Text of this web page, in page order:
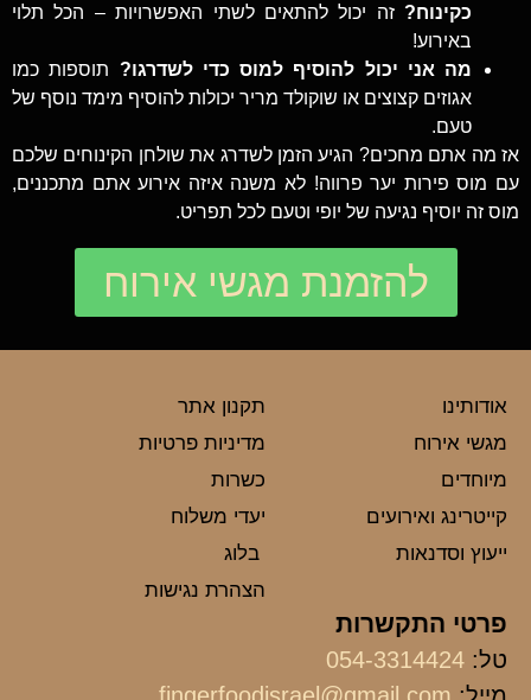
כקינוח? זה יכול להתאים לשתי האפשרויות – הכל תלוי
באירוע!
מה אני יכול להוסיף למוס כדי לשדרגו? תוספות כמו
אגוזים קצוצים או שוקולד מריר יכולות להוסיף מימד נוסף של
טעם.
אז מה אתם מחכים? הגיע הזמן לשדרג את שולחן הקינוחים שלכם
עם מוס פירות יער פרווה! לא משנה איזה אירוע אתם מתכננים,
מוס זה יוסיף נגיעה של יופי וטעם לכל תפריט.
להזמנת מגשי אירוח
אודותינו
מגשי אירוח
מיוחדים
קייטרינג ואירועים
ייעוץ וסדנאות
תקנון אתר
מדיניות פרטיות
כשרות
יעדי משלוח
בלוג
הצהרת נגישות
פרטי התקשרות
טל: 054-3314424